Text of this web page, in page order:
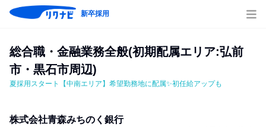
新卒採用
総合職・金融業務全般(初期配属エリア:弘前
市・黒石市周辺)
夏採用スタート【中南エリア】希望勤務地に配属✨初任給アップも
株式会社青森みちのく銀行